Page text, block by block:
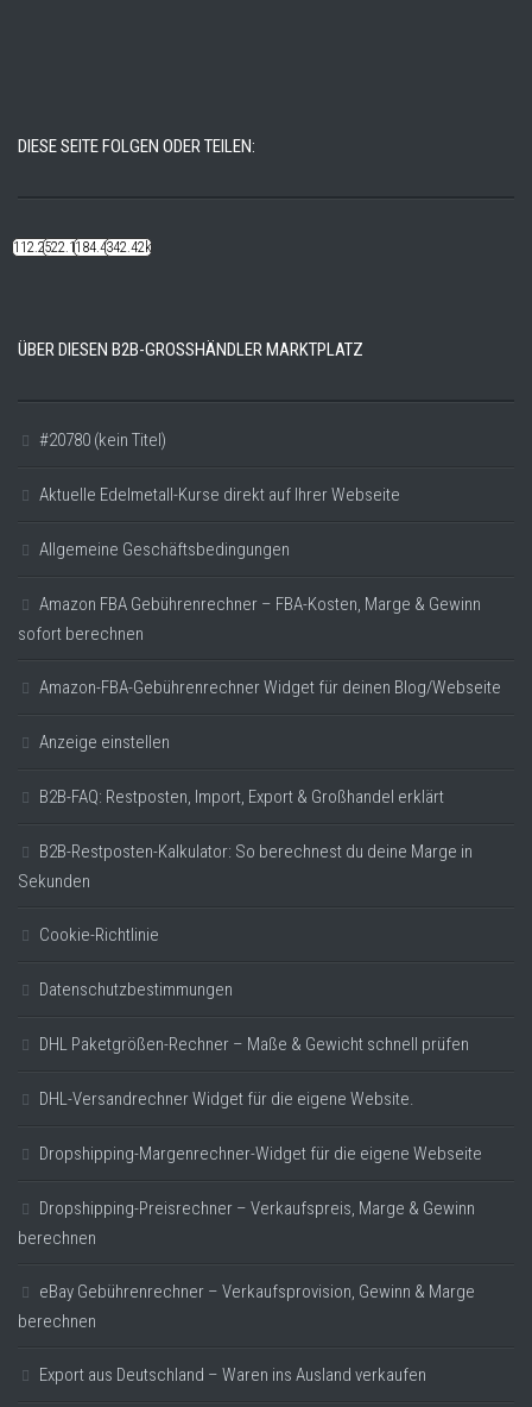
DIESE SEITE FOLGEN ODER TEILEN:
112.22k522.14k184.48k342.42k
ÜBER DIESEN B2B-GROSSHÄNDLER MARKTPLATZ
#20780 (kein Titel)
Aktuelle Edelmetall-Kurse direkt auf Ihrer Webseite
Allgemeine Geschäftsbedingungen
Amazon FBA Gebührenrechner – FBA-Kosten, Marge & Gewinn
sofort berechnen
Amazon-FBA-Gebührenrechner Widget für deinen Blog/Webseite
Anzeige einstellen
B2B-FAQ: Restposten, Import, Export & Großhandel erklärt
B2B-Restposten-Kalkulator: So berechnest du deine Marge in
Sekunden
Cookie-Richtlinie
Datenschutzbestimmungen
DHL Paketgrößen-Rechner – Maße & Gewicht schnell prüfen
DHL-Versandrechner Widget für die eigene Website.
Dropshipping-Margenrechner-Widget für die eigene Webseite
Dropshipping-Preisrechner – Verkaufspreis, Marge & Gewinn
berechnen
eBay Gebührenrechner – Verkaufsprovision, Gewinn & Marge
berechnen
Export aus Deutschland – Waren ins Ausland verkaufen